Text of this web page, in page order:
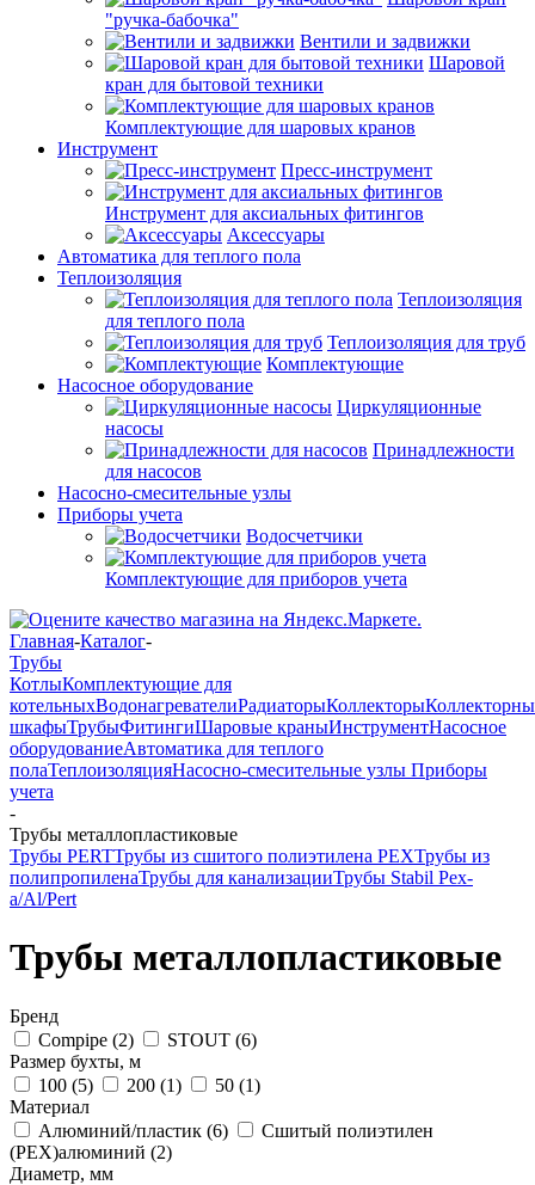
"ручка-бабочка"
Вентили и задвижки
Шаровой
кран для бытовой техники
Комплектующие для шаровых кранов
Инструмент
Пресс-инструмент
Инструмент для аксиальных фитингов
Аксессуары
Автоматика для теплого пола
Теплоизоляция
Теплоизоляция
для теплого пола
Теплоизоляция для труб
Комплектующие
Насосное оборудование
Циркуляционные
насосы
Принадлежности
для насосов
Насосно-смесительные узлы
Приборы учета
Водосчетчики
Комплектующие для приборов учета
Главная-Каталог-
Трубы
КотлыКомплектующие для
котельныхВодонагревателиРадиаторыКоллекторы
шкафыТрубыФитингиШаровые краныИнструментНасосное
оборудованиеАвтоматика для теплого
полаТеплоизоляцияНасосно-смесительные узлы Приборы
учета
-
Трубы металлопластиковые
Трубы PERTТрубы из сшитого полиэтилена PEXТрубы из
полипропиленаТрубы для канализацииТрубы Stabil Pex-
a/Al/Pert
Трубы металлопластиковые
Бренд
Compipe (2) STOUT (6)
Размер бухты, м
100 (5) 200 (1) 50 (1)
Материал
Алюминий/пластик (6)
Сшитый полиэтилен
(PEX)алюминий (2)
Диаметр, мм